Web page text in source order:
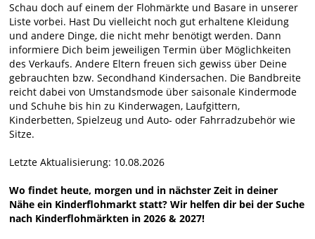
Schau doch auf einem der Flohmärkte und Basare in unserer
Liste vorbei. Hast Du vielleicht noch gut erhaltene Kleidung
und andere Dinge, die nicht mehr benötigt werden. Dann
informiere Dich beim jeweiligen Termin über Möglichkeiten
des Verkaufs. Andere Eltern freuen sich gewiss über Deine
gebrauchten bzw. Secondhand Kindersachen. Die Bandbreite
reicht dabei von Umstandsmode über saisonale Kindermode
und Schuhe bis hin zu Kinderwagen, Laufgittern,
Kinderbetten, Spielzeug und Auto- oder Fahrradzubehör wie
Sitze.
Letzte Aktualisierung: 10.08.2026
Wo findet heute, morgen und in nächster Zeit in deiner
Nähe ein Kinderflohmarkt statt? Wir helfen dir bei der Suche
nach Kinderflohmärkten in 2026 & 2027!